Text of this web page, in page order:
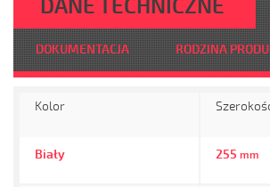
DANE TECHNICZNE
DOKUMENTACJA RODZINA
Kolor
Biały 255 mm